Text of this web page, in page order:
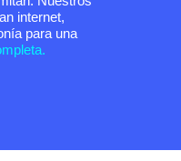
internet,
para una